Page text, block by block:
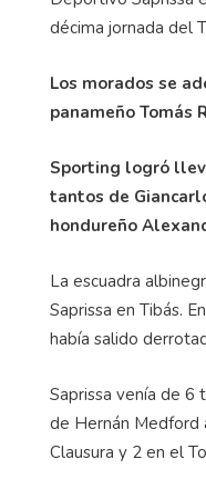
décima jornada del
Los morados se
panameño Tomás
Sporting logró
tantos de
hondureño
La escuadra
Saprissa en Tibás.
había salido
Saprissa venía de 6
de Hernán Medford
Clausura y 2 en el